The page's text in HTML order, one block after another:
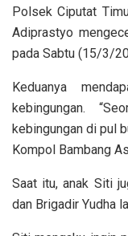
Polsek Ciputat
Adiprastyo
pada Sabtu (15/3/
Keduanya
kebingungan.
kebingungan di pul
Kompol Bambang
Saat itu, anak Siti
dan Brigadir Yudha